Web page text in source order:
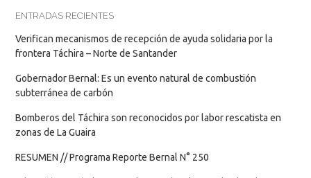
ENTRADAS RECIENTES
Verifican mecanismos de recepción de ayuda solidaria por la
frontera Táchira – Norte de Santander
Gobernador Bernal: Es un evento natural de combustión
subterránea de carbón
Bomberos del Táchira son reconocidos por labor rescatista en
zonas de La Guaira
RESUMEN // Programa Reporte Bernal N° 250